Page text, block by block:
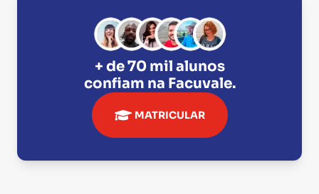
+ de 70 mil alunos
confiam na Facuvale.
MATRICULAR